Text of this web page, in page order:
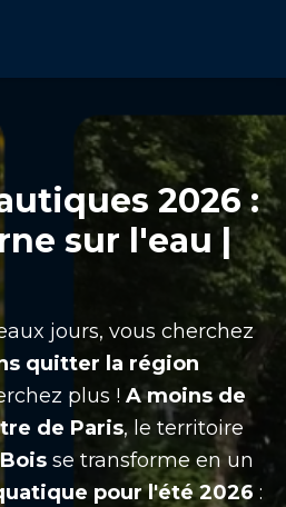
2026 :
sur l'eau |
jours, vous cherchez
quitter la région
plus !A moins de
de Paris, le territoire
se transforme en un
pour l'été 2026 :